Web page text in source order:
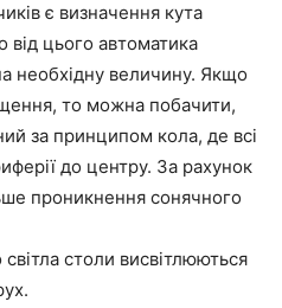
є визначення кута
від цього автоматика
необхідну величину. Якщо
то можна побачити,
за принципом кола, де всі
до центру. За рахунок
проникнення сонячного
столи висвітлюються